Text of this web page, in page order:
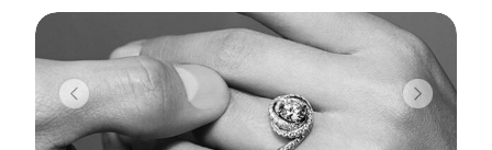
Previous Next